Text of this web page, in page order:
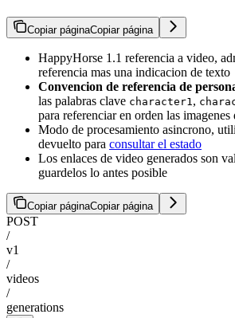
Copiar páginaCopiar página
HappyHorse 1.1 referencia a video,
referencia mas una indicacion de texto
Convencion de referencia de
las palabras clave character1,
para referenciar en orden las imagenes
Modo de procesamiento asincrono,
devuelto para consultar el estado
Los enlaces de video generados son
guardelos lo antes posible
Copiar páginaCopiar página
POST
/
v1
/
videos
/
generations